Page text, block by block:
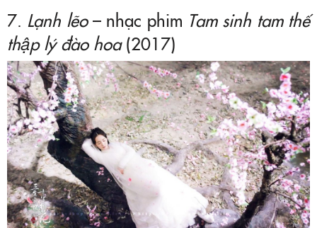
7. Lạnh lẽo– nhạc phim Tam sinh tam thế
thập lý đào hoa(2017)